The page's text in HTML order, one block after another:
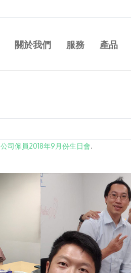
關於我們 服務 產品
公司僱員2018年9月份生日會.